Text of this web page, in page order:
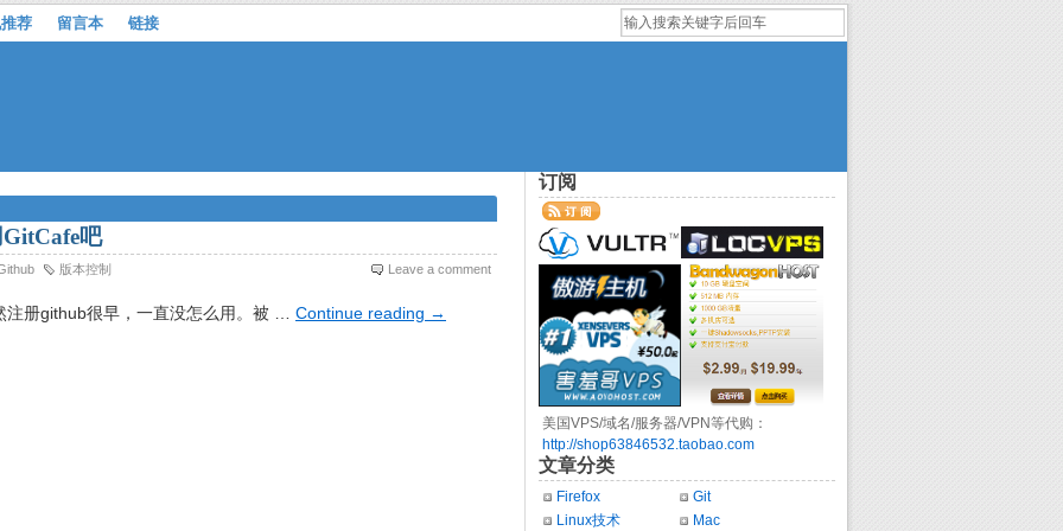
荐 留言本 链接
吧
版本控制 Leave a comment
册github很早，一直没怎么用。被 … Continue reading →
订阅
美国VPS/域名/服务器/VPN等代购：
http://shop63846532.taobao.com
文章分类
Firefox
Git
Linux技术
Mac